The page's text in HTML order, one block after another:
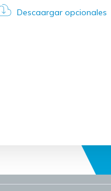
Descaargar opcionales